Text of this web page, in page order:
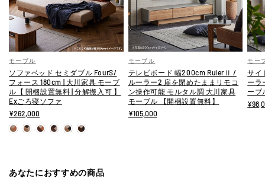
モーブル
ソファベッド セミダブル FourS/
フォース 180cm | 大川家具 モーブ
ル【 開梱設置無料 | 分解搬入可 】
Exごろ寝ソファ
¥262,000
モーブル
テレビボード 幅200cm RulerⅡ /
ルーラー2 扉を閉めたままリモコ
ン操作可能 モルタル調 大川家具
モーブル 【開梱設置無料】
¥105,000
モー
サイ
ーラ
ーブ
あなたにおすすめの商品